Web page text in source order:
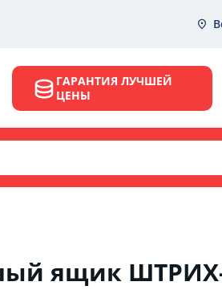
ГАРАНТИЯ ЛУЧШЕЙ
ЦЕНЫ
ящик